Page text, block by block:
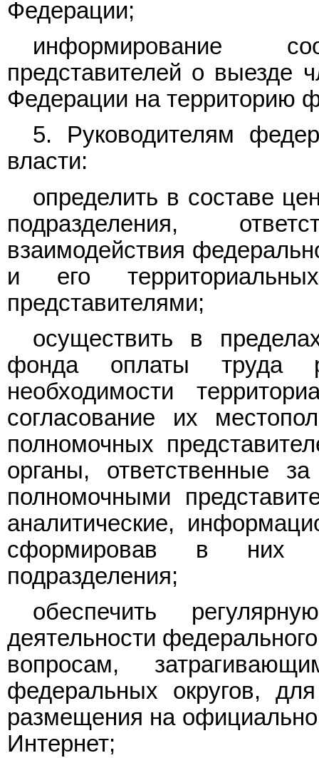
Федерации;
информирование
представителей о выезде
Федерации на территорию
5. Руководителям
власти:
определить в составе
подразделения,
взаимодействия
и его
представителями;
осуществить в
фонда оплаты труда
необходимости
согласование их
полномочных
органы, ответственные
полномочными
аналитические,
сформировав в них
подразделения;
обеспечить
деятельности
вопросам,
федеральных округов,
размещения на
Интернет;